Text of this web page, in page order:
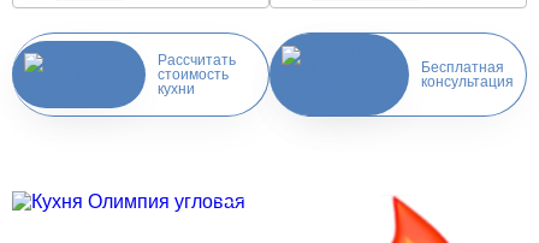
Рассчитать
стоимость
кухни
Бесплатная
консультация